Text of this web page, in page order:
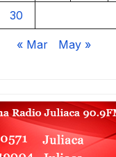
30
« Mar May »